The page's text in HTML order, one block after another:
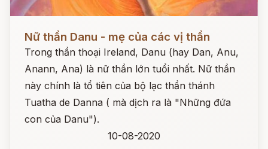
Nữ thần Danu - mẹ của các vị thần
Trong thần thoại Ireland, Danu (hay Dan, Anu,
Anann, Ana) là nữ thần lớn tuổi nhất. Nữ thần
này chính là tổ tiên của bộ lạc thần thánh
Tuatha de Danna ( mà dịch ra là "Những đứa
con của Danu").
10-08-2020